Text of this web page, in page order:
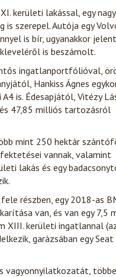
kerületi lakással, egy
szerepel. Autója egy
is bír, ugyanakkor
is beszámolt.
ingatlanportfólióval,
Hankiss Ágnes
is. Édesapjától, Vitézy
47,85 milliós tartozásról
mint 250 hektár
vannak, valamint
lakás és egy
részben, egy 2018-as
van, és van egy 7,5
XIII. kerületi ingatlannal
garázsában egy Seat
vagyonnyilatkozatát,